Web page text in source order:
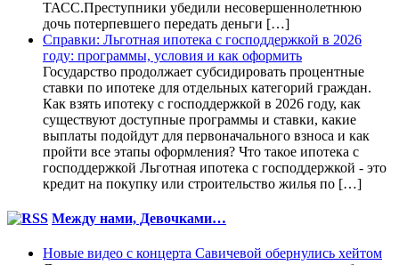
ТАСС.Преступники убедили несовершеннолетнюю
дочь потерпевшего передать деньги […]
Справки: Льготная ипотека с господдержкой в 2026
году: программы, условия и как оформить
Государство продолжает субсидировать процентные
ставки по ипотеке для отдельных категорий граждан.
Как взять ипотеку с господдержкой в 2026 году, как
существуют доступные программы и ставки, какие
выплаты подойдут для первоначального взноса и как
пройти все этапы оформления? Что такое ипотека с
господдержкой Льготная ипотека с господдержкой - это
кредит на покупку или строительство жилья по […]
Между нами, Девочками…
Новые видео с концерта Савичевой обернулись хейтом